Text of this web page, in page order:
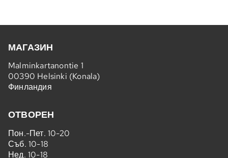
МАГАЗИН
Malminkartanontie 1
00390 Helsinki (Konala)
Финландия
ОТВОРЕН
Пон.-Пет. 10-20
Съб. 10-18
Нед. 10-18